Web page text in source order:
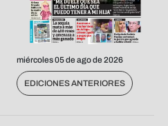
miércoles 05 de ago de 2026
EDICIONES ANTERIORES